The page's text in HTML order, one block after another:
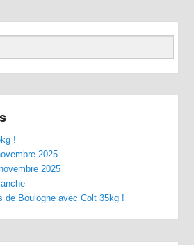
!
2025
2025
de Boulogne avec Colt 35kg !